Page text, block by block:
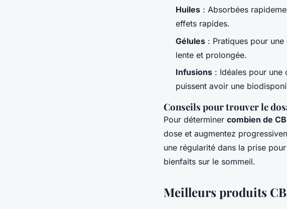
Huiles : Absorbées
effets rapides.
Gélules : Pratiques pour
lente et prolongée.
Infusions : Idéales pour une
puissent avoir une
Conseils pour trouver le
Pour déterminer combien de
dose et augmentez
une régularité dans la prise
bienfaits sur le sommeil.
Meilleurs produits